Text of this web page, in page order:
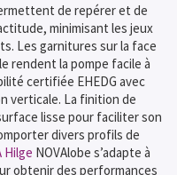
de repérer et de
minimisant les jeux
Les garnitures sur la face
rendent la pompe facile à
certifiée EHEDG avec
verticale. La finition de
lisse pour faciliter son
divers profils de
Hilge NOVAlobe s’adapte à
obtenir des performances